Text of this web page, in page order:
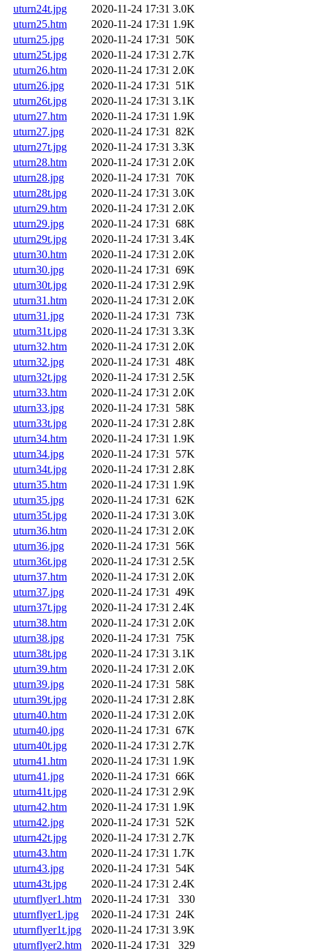
uturn24t.jpg
2020-11-24 17:31 3.0K
uturn25.htm
2020-11-24 17:31 1.9K
uturn25.jpg
2020-11-24 17:31
50K
uturn25t.jpg
2020-11-24 17:31 2.7K
uturn26.htm
2020-11-24 17:31 2.0K
uturn26.jpg
2020-11-24 17:31
51K
uturn26t.jpg
2020-11-24 17:31 3.1K
uturn27.htm
2020-11-24 17:31 1.9K
uturn27.jpg
2020-11-24 17:31
82K
uturn27t.jpg
2020-11-24 17:31 3.3K
uturn28.htm
2020-11-24 17:31 2.0K
uturn28.jpg
2020-11-24 17:31
70K
uturn28t.jpg
2020-11-24 17:31 3.0K
uturn29.htm
2020-11-24 17:31 2.0K
uturn29.jpg
2020-11-24 17:31
68K
uturn29t.jpg
2020-11-24 17:31 3.4K
uturn30.htm
2020-11-24 17:31 2.0K
uturn30.jpg
2020-11-24 17:31
69K
uturn30t.jpg
2020-11-24 17:31 2.9K
uturn31.htm
2020-11-24 17:31 2.0K
uturn31.jpg
2020-11-24 17:31
73K
uturn31t.jpg
2020-11-24 17:31 3.3K
uturn32.htm
2020-11-24 17:31 2.0K
uturn32.jpg
2020-11-24 17:31
48K
uturn32t.jpg
2020-11-24 17:31 2.5K
uturn33.htm
2020-11-24 17:31 2.0K
uturn33.jpg
2020-11-24 17:31
58K
uturn33t.jpg
2020-11-24 17:31 2.8K
uturn34.htm
2020-11-24 17:31 1.9K
uturn34.jpg
2020-11-24 17:31
57K
uturn34t.jpg
2020-11-24 17:31 2.8K
uturn35.htm
2020-11-24 17:31 1.9K
uturn35.jpg
2020-11-24 17:31
62K
uturn35t.jpg
2020-11-24 17:31 3.0K
uturn36.htm
2020-11-24 17:31 2.0K
uturn36.jpg
2020-11-24 17:31
56K
uturn36t.jpg
2020-11-24 17:31 2.5K
uturn37.htm
2020-11-24 17:31 2.0K
uturn37.jpg
2020-11-24 17:31
49K
uturn37t.jpg
2020-11-24 17:31 2.4K
uturn38.htm
2020-11-24 17:31 2.0K
uturn38.jpg
2020-11-24 17:31
75K
uturn38t.jpg
2020-11-24 17:31 3.1K
uturn39.htm
2020-11-24 17:31 2.0K
uturn39.jpg
2020-11-24 17:31
58K
uturn39t.jpg
2020-11-24 17:31 2.8K
uturn40.htm
2020-11-24 17:31 2.0K
uturn40.jpg
2020-11-24 17:31
67K
uturn40t.jpg
2020-11-24 17:31 2.7K
uturn41.htm
2020-11-24 17:31 1.9K
uturn41.jpg
2020-11-24 17:31
66K
uturn41t.jpg
2020-11-24 17:31 2.9K
uturn42.htm
2020-11-24 17:31 1.9K
uturn42.jpg
2020-11-24 17:31
52K
uturn42t.jpg
2020-11-24 17:31 2.7K
uturn43.htm
2020-11-24 17:31 1.7K
uturn43.jpg
2020-11-24 17:31
54K
uturn43t.jpg
2020-11-24 17:31 2.4K
uturnflyer1.htm
2020-11-24 17:31
330
uturnflyer1.jpg
2020-11-24 17:31
24K
uturnflyer1t.jpg
2020-11-24 17:31 3.9K
uturnflyer2.htm
2020-11-24 17:31 329